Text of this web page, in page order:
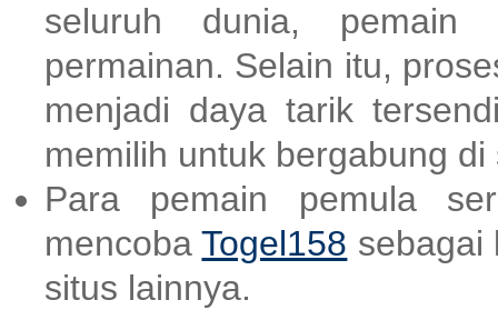
seluruh dunia, pemain
permainan. Selain itu,
menjadi daya tarik
memilih untuk bergabung di
Para pemain pemula
mencobaTogel158 sebagai
situs lainnya.